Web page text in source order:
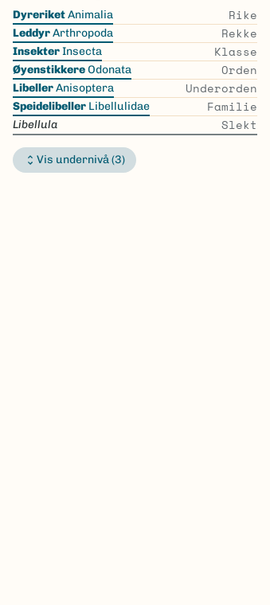
Skip
the
list
DyreriketAnimalia Rike
LeddyrArthropoda Rekke
InsekterInsecta Klasse
ØyenstikkereOdonata Orden
LibellerAnisoptera Underorden
Speidelibeller Libellulidae Familie
Libellula Slekt
Vis undernivå (3)